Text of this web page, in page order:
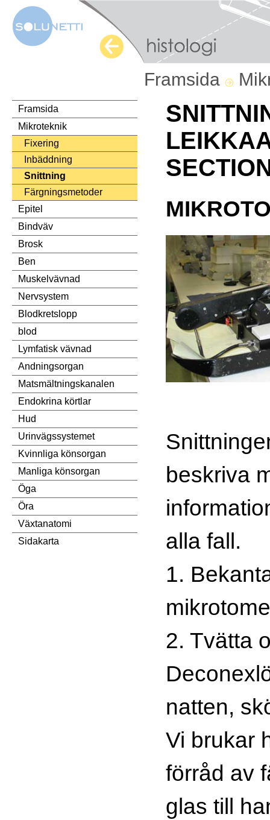
Framsida
Framsida
Mikroteknik
Fixering
Inbäddning
Snittning
Färgningsmetoder
Epitel
Bindväv
Brosk
Ben
Muskelvävnad
Nervsystem
Blodkretslopp
blod
Lymfatisk vävnad
Andningsorgan
Matsmältningskanalen
Endokrina körtlar
Hud
Urinvägssystemet
Kvinnliga könsorgan
Manliga könsorgan
Öga
Öra
Växtanatomi
Sidakarta
beskriva
alla fall.
1.
2. Tvätta
natten,
Vi brukar
förråd av
glas till